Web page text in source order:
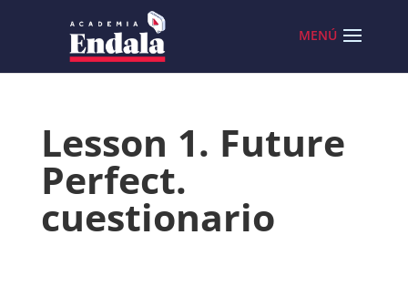
Lesson 1. Future
Perfect.
cuestionario